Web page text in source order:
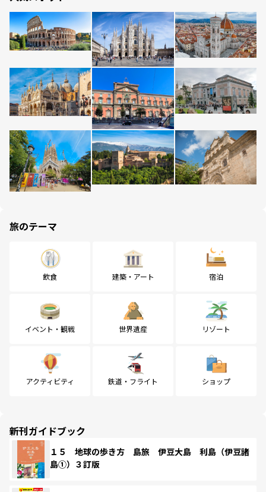
旅のテーマ
飲食 建築・アート 宿泊
イベント・観戦 世界遺産 リゾート
アクティビティ 鉄道・フライト ショップ
新刊ガイドブック
１５ 地球の歩き方 島旅 伊豆大島 利島（伊豆諸
島①）３訂版